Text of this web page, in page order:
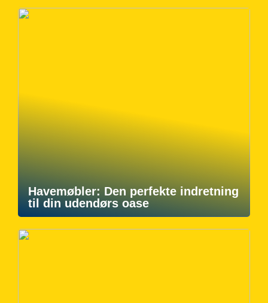
Havemøbler: Den perfekte indretning
til din udendørs oase